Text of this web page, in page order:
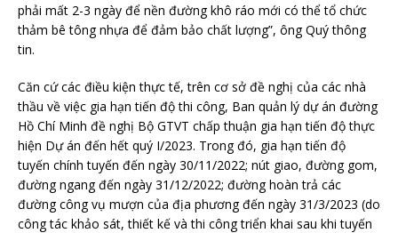
phải mất 2-3 ngày để nền đường khô ráo mới có thể tổ chức
thảm bê tông nhựa để đảm bảo chất lượng”, ông Quý thông
tin.
Căn cứ các điều kiện thực tế, trên cơ sở đề nghị của các nhà
thầu về việc gia hạn tiến độ thi công, Ban quản lý dự án đường
Hồ Chí Minh đề nghị Bộ GTVT chấp thuận gia hạn tiến độ thực
hiện Dự án đến hết quý I/2023. Trong đó, gia hạn tiến độ
tuyến chính tuyến đến ngày 30/11/2022; nút giao, đường gom,
đường ngang đến ngày 31/12/2022; đường hoàn trả các
đường công vụ mượn của địa phương đến ngày 31/3/2023 (do
công tác khảo sát, thiết kế và thi công triển khai sau khi tuyến